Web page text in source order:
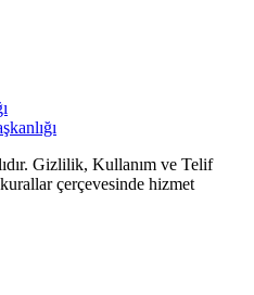
Gizlilik, Kullanım ve Telif
çerçevesinde hizmet